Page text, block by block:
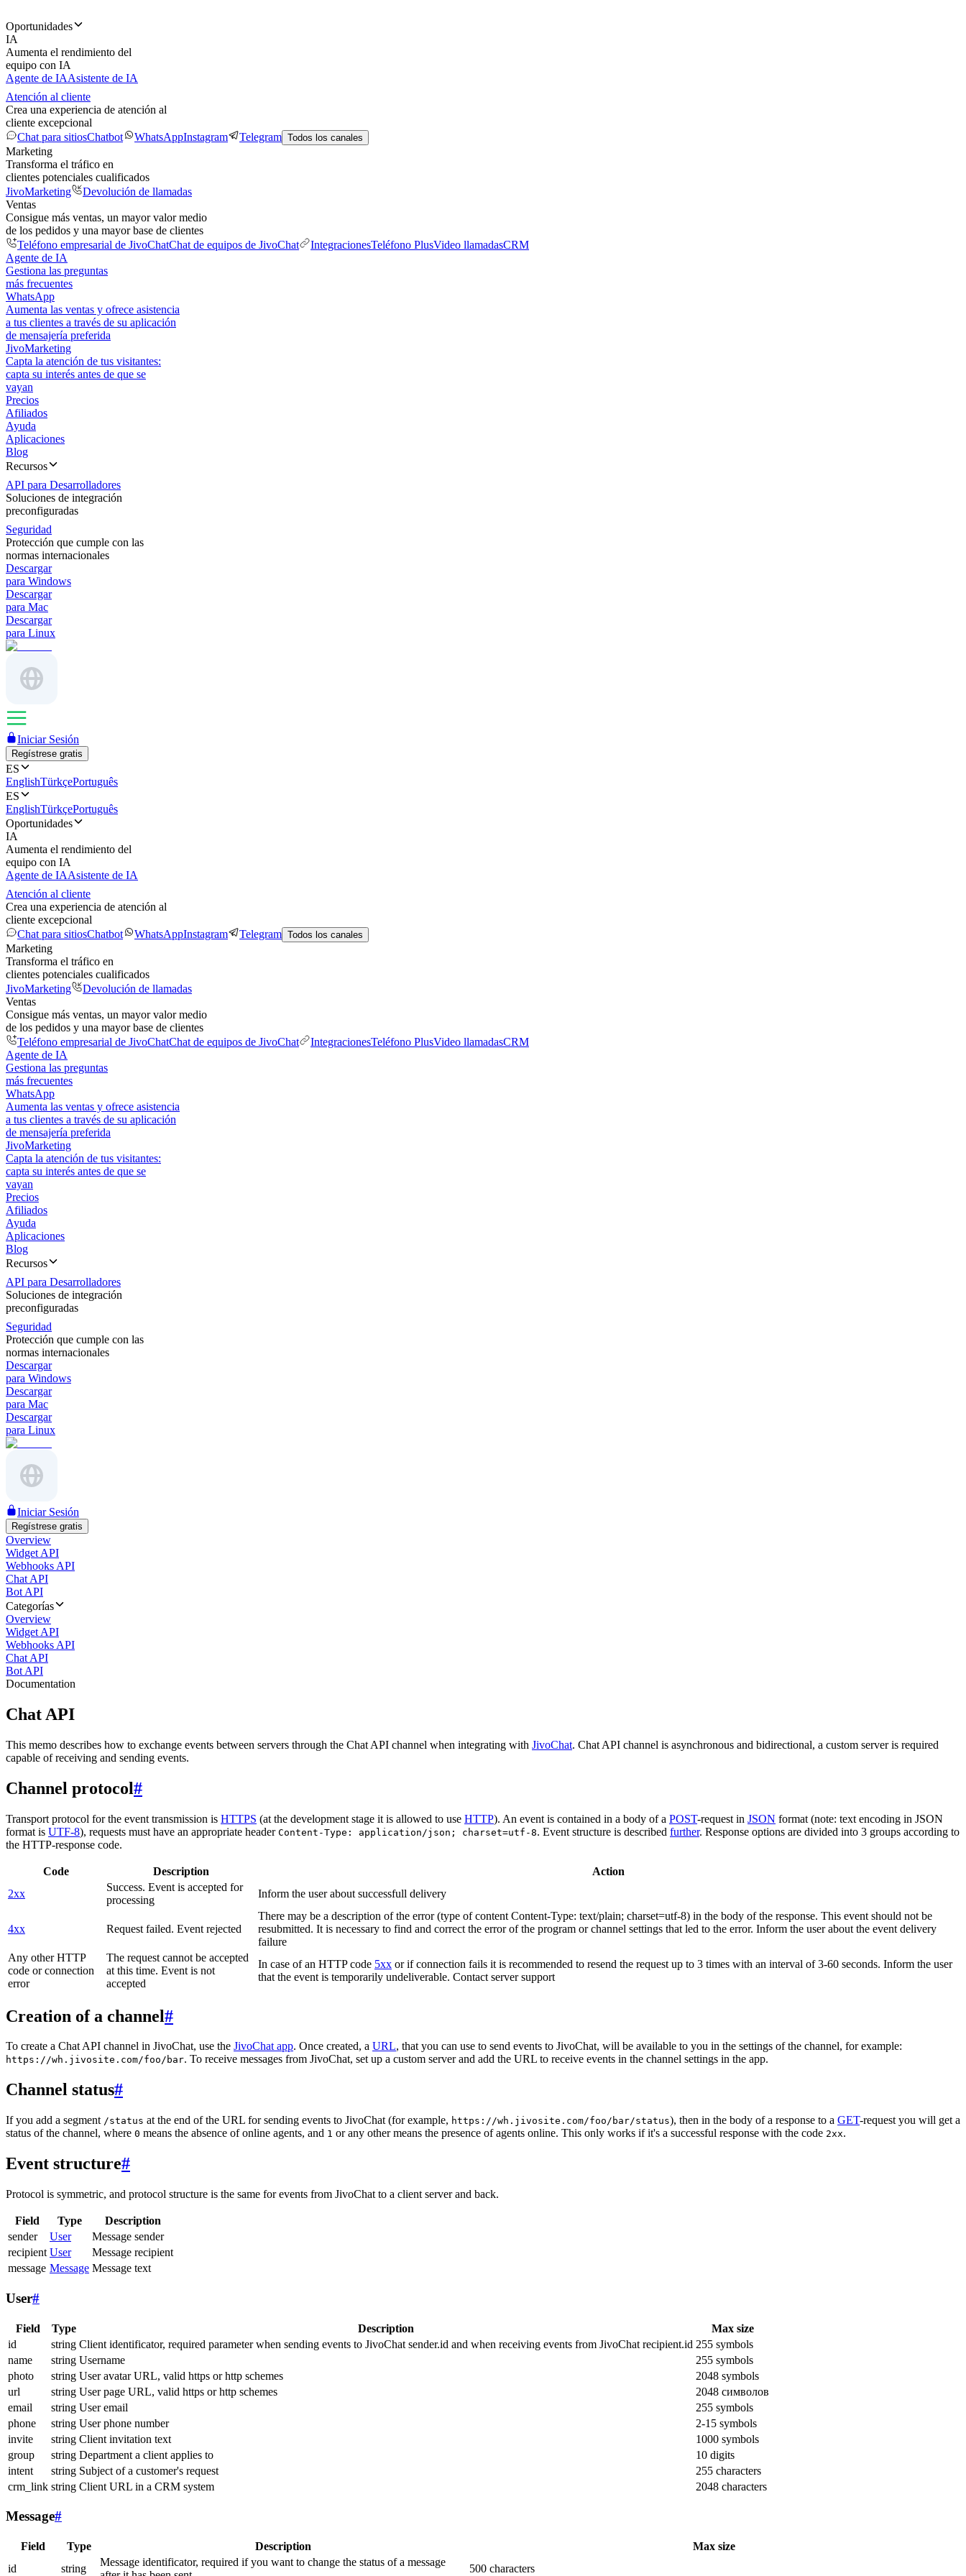
Oportunidades
IA
Aumenta el rendimiento del
equipo con IA
Agente de IAAsistente de IA
Atención al cliente
Crea una experiencia de atención al
cliente excepcional
Chat para sitiosChatbot WhatsAppInstagram Telegram Todos los canales
Marketing
Transforma el tráfico en
clientes potenciales cualificados
JivoMarketing
Devolución de llamadas
Ventas
Consigue más ventas, un mayor valor medio
de los pedidos y una mayor base de clientes
Teléfono empresarial de JivoChatChat de equipos de JivoChat IntegracionesTeléfono PlusVideo llamadasCRM
Agente de IA
Gestiona las preguntas
más frecuentes
WhatsApp
Aumenta las ventas y ofrece asistencia
a tus clientes a través de su aplicación
de mensajería preferida
JivoMarketing
Capta la atención de tus visitantes:
capta su interés antes de que se
vayan
Precios
Afiliados
Ayuda
Aplicaciones
Blog
Recursos
API para Desarrolladores
Soluciones de integración
preconfiguradas
Seguridad
Protección que cumple con las
normas internacionales
Descargar
para Windows
Descargar
para Mac
Descargar
para Linux
Iniciar Sesión
Regístrese gratis
ES
EnglishTürkçePortuguês
ES
EnglishTürkçePortuguês
Oportunidades
IA
Aumenta el rendimiento del
equipo con IA
Agente de IAAsistente de IA
Atención al cliente
Crea una experiencia de atención al
cliente excepcional
Chat para sitiosChatbot WhatsAppInstagram Telegram Todos los canales
Marketing
Transforma el tráfico en
clientes potenciales cualificados
JivoMarketing
Devolución de llamadas
Ventas
Consigue más ventas, un mayor valor medio
de los pedidos y una mayor base de clientes
Teléfono empresarial de JivoChatChat de equipos de JivoChat IntegracionesTeléfono PlusVideo llamadasCRM
Agente de IA
Gestiona las preguntas
más frecuentes
WhatsApp
Aumenta las ventas y ofrece asistencia
a tus clientes a través de su aplicación
de mensajería preferida
JivoMarketing
Capta la atención de tus visitantes:
capta su interés antes de que se
vayan
Precios
Afiliados
Ayuda
Aplicaciones
Blog
Recursos
API para Desarrolladores
Soluciones de integración
preconfiguradas
Seguridad
Protección que cumple con las
normas internacionales
Descargar
para Windows
Descargar
para Mac
Descargar
para Linux
Iniciar Sesión
Regístrese gratis
Overview
Widget API
Webhooks API
Chat API
Bot API
Categorías
Overview
Widget API
Webhooks API
Chat API
Bot API
Documentation
Chat API
This memo describes how to exchange events between servers through the Chat API channel when integrating with JivoChat. Chat API channel is asynchronous and bidirectional, a custom server is required
capable of receiving and sending events.
Channel protocol#
Transport protocol for the event transmission is HTTPS (at the development stage it is allowed to use HTTP). An event is contained in a body of a POST-request in JSON format (note: text encoding in JSON
format is UTF-8), requests must have an appropriate header Content-Type: application/json; charset=utf-8. Event structure is described further. Response options are divided into 3 groups according to
the HTTP-response code.
Code Description
Action
2xx
Success. Event is accepted for
processing
Inform the user about successfull delivery
4xx Request failed. Event rejected
There may be a description of the error (type of content Content-Type: text/plain; charset=utf-8) in the body of the response. This event should not be
resubmitted. It is necessary to find and correct the error of the program or channel settings that led to the error. Inform the user about the event delivery
failure
Any other HTTP
code or connection
error
The request cannot be accepted
at this time. Event is not
accepted
In case of an HTTP code 5xx or if connection fails it is recommended to resend the request up to 3 times with an interval of 3-60 seconds. Inform the user
that the event is temporarily undeliverable. Contact server support
Creation of a channel#
To create a Chat API channel in JivoChat, use the JivoChat app. Once created, a URL, that you can use to send events to JivoChat, will be available to you in the settings of the channel, for example:
https://wh.jivosite.com/foo/bar. To receive messages from JivoChat, set up a custom server and add the URL to receive events in the channel settings in the app.
Channel status#
If you add a segment /status at the end of the URL for sending events to JivoChat (for example, https://wh.jivosite.com/foo/bar/status), then in the body of a response to a GET-request you will get a
status of the channel, where 0 means the absence of online agents, and 1 or any other means the presence of agents online. This only works if it's a successful response with the code 2xx.
Event structure#
Protocol is symmetric, and protocol structure is the same for events from JivoChat to a client server and back.
Field Type
Description
sender
User
Message sender
recipient User
Message recipient
message Message Message text
User#
Field Type Description
Max size
id
string Client identificator, required parameter when sending events to JivoChat sender.id and when receiving events from JivoChat recipient.id 255 symbols
name
string Username
255 symbols
photo
string User avatar URL, valid https or http schemes
2048 symbols
url
string User page URL, valid https or http schemes
2048 символов
email
string User email
255 symbols
phone
string User phone number
2-15 symbols
invite
string Client invitation text
1000 symbols
group
string Department a client applies to
10 digits
intent
string Subject of a customer's request
255 characters
crm_link string Client URL in a CRM system 2048 characters
Message#
Field Type Description
Max size
id
string
Message identificator, required if you want to change the status of a message
500 characters